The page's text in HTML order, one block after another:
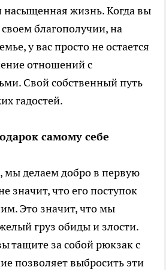
насыщенная жизнь. Когда вы
благополучии, на
у вас просто не остается
отношений с
Свой собственный путь
гадостей.
самому себе
делаем добро в первую
значит, что его поступок
Это значит, что мы
груз обиды и злости.
тащите за собой рюкзак с
позволяет выбросить эти